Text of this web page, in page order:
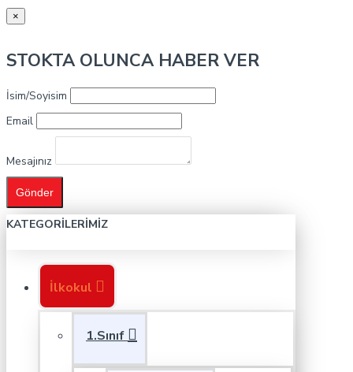
×
STOKTA OLUNCA HABER VER
İsim/Soyisim
Email
Mesajınız
Gönder
KATEGORILERIMIZ
İlkokul
1.Sınıf